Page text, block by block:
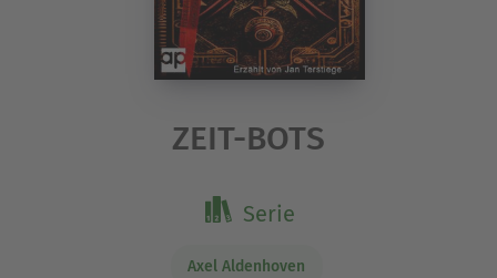
ZEIT-BOTS
Serie
Axel Aldenhoven